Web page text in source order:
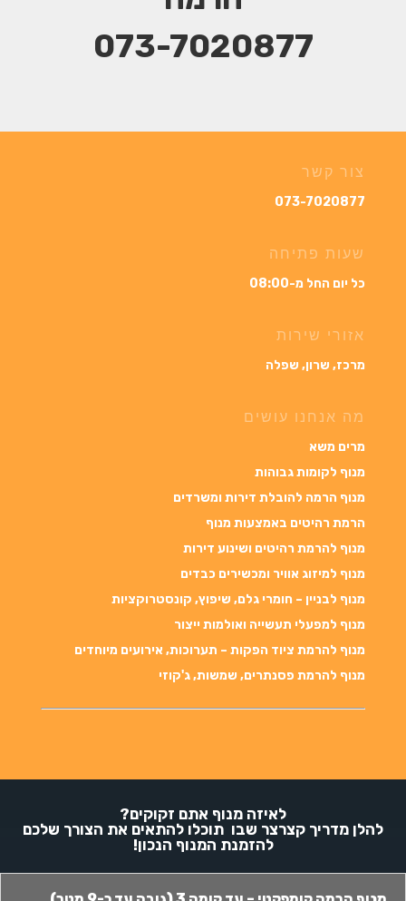
073-7020877
צור קשר
073-7020877
שעות פתיחה
כל יום החל מ-08:00
אזורי שירות
מרכז, שרון, שפלה
מה אנחנו עושים
מרים משא
מנוף לקומות גבוהות
מנוף הרמה להובלת דירות ומשרדים
הרמת רהיטים באמצעות מנוף
מנוף להרמת רהיטים ושינוע דירות
מנוף למיזוג אוויר ומכשירים כבדים
מנוף לבניין – חומרי גלם, שיפוץ, קונסטרוקציות
מנוף למפעלי תעשייה ואולמות ייצור
מנוף להרמת ציוד הפקות – תערוכות, אירועים מיוחדים
מנוף להרמת פסנתרים, שמשות, ג'קוזי
לאיזה מנוף אתם זקוקים?
להלן מדריך קצרצר שבו תוכלו להתאים את הצורך שלכם
להזמנת המנוף הנכון!